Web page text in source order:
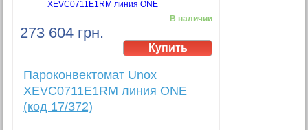
273 604 грн.
В наличии
Пароконвектомат Unox
XEVC0711E1RM линия ONE
(код 17/372)